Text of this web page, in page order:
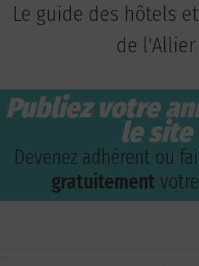
Le guide des hôtels
de l'Allier
Publiez votre
le site
Devenez adhérent ou
gratuitement